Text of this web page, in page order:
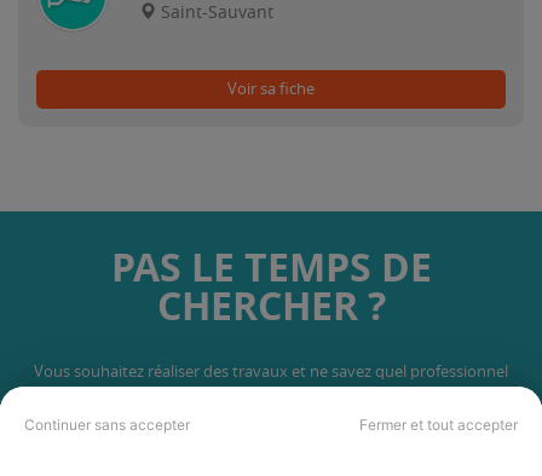
Continuer sans accepter Fermer et tout accepter
Saint-Sauvant
Voir sa fiche
PAS LE TEMPS DE
CHERCHER ?
Vous souhaitez réaliser des travaux et ne savez quel professionnel
choisir ? Demandez des devis travaux
auprès de notre réseau de 5 000
professionnels partout en France.